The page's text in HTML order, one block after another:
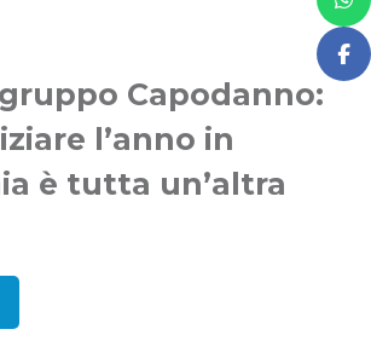
Capodanno:
l’anno in
è tutta un’altra